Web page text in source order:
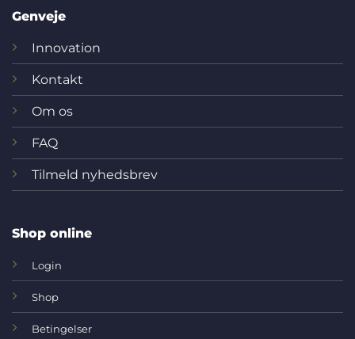
Genveje
Innovation
Kontakt
Om os
FAQ
Tilmeld nyhedsbrev
Shop online
Login
Shop
Betingelser